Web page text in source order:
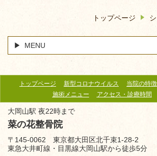
トップページ
MENU
トップページ 新型コロナウイルス 当院の特徴
施術メニュー
アクセス・診療時間
大岡山駅 夜22時まで
菜の花整骨院
〒145-0062 東京都大田区北千束1-28-2
東急大井町線・目黒線大岡山駅から徒歩5分